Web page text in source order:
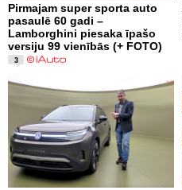
Pirmajam super sporta auto
pasaulē 60 gadi –
Lamborghini piesaka īpašo
versiju 99 vienībās (+ FOTO)
3